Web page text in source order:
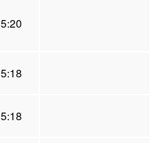
5:20
5:18
5:18